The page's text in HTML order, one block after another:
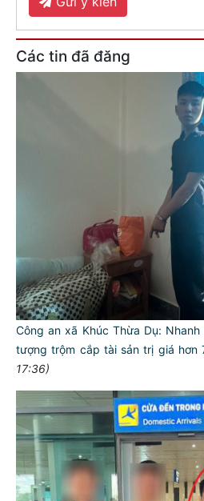
Các tin đã đăng
Công an xã Khúc Thừa Dụ:
tượng trộm cắp tài sản trị giá hơn
17:36)